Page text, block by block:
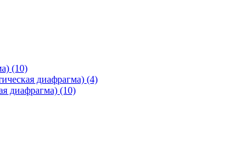
(10)
диафрагма) (4)
диафрагма) (10)